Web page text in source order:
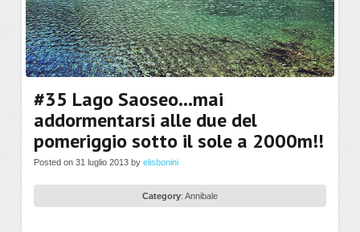
#35 Lago Saoseo…mai
addormentarsi alle due del
pomeriggio sotto il sole a 2000m!!
Posted on 31 luglio 2013 by elisbonini
Category: Annibale